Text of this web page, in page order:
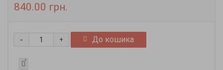
840.00 грн.
+
- До кошика